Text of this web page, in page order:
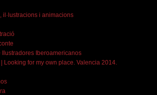
il·lustracions i animacions
Ilustradores Iberoamericanos
Looking for my own place. Valencia 2014.